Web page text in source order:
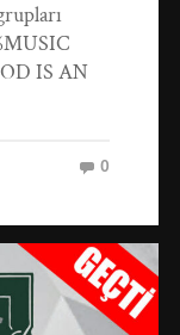
IS AN
0